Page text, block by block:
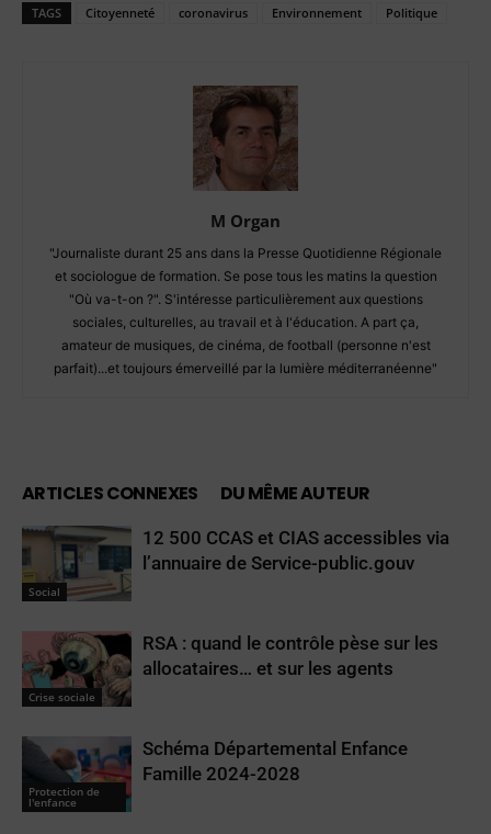
TAGS Citoyenneté coronavirus Environnement Politique
M Organ
"Journaliste durant 25 ans dans la Presse Quotidienne Régionale
et sociologue de formation. Se pose tous les matins la question
"Où va-t-on ?". S'intéresse particulièrement aux questions
sociales, culturelles, au travail et à l'éducation. A part ça,
amateur de musiques, de cinéma, de football (personne n'est
parfait)...et toujours émerveillé par la lumière méditerranéenne"
ARTICLES CONNEXES DU MÊME AUTEUR
Social
12 500 CCAS et CIAS accessibles via
l’annuaire de Service-public.gouv
Crise sociale
RSA : quand le contrôle pèse sur les
allocataires… et sur les agents
Protection de
l'enfance
Schéma Départemental Enfance
Famille 2024-2028